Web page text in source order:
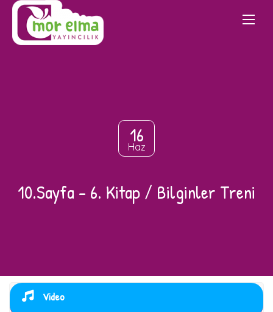
16
Haz
10.Sayfa – 6. Kitap / Bilginler Treni
Video